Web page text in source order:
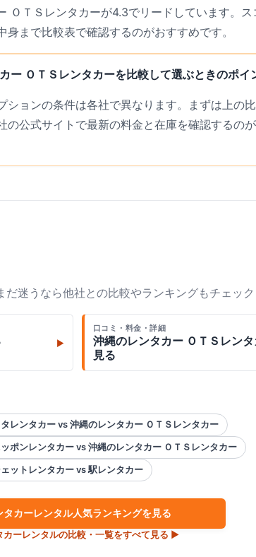
ＯＴＳレンタカーが4.3でリードしています。
まで比較表で確認するのがおすすめです。
ー ＯＴＳレンタカーを比較して選ぶときのポイ
ションの条件は各社で異なります。まずは上の
の公式サイトで最新の料金と在庫を確認するの
迷うなら他社との比較やランキングもチェック
▶
口コミ・料金・詳細
沖縄のレンタカー ＯＴＳレン
見る
タレンタカー vs 沖縄のレンタカー ＯＴＳレンタカー
ポンレンタカー vs 沖縄のレンタカー ＯＴＳレンタカー
ットレンタカー vs 駅レンタカー
タカーレンタル人気ランキングを見る
カーレンタルの比較・一覧をすべて見る ▶